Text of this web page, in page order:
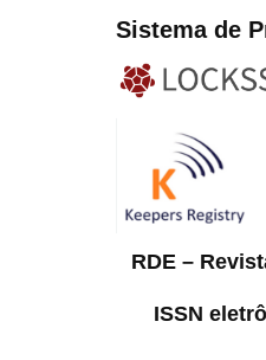
Sistema de
RDE –
ISSN